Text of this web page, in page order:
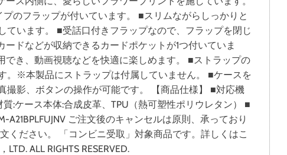
のフラップが付いています。 ■スリムながらしっかりと
います。 ■受話口付きフラップなので、フラップを閉じ
ドなどが収納できるカードポケットが1つ付いていま
き、動画視聴などを快適に楽しめます。 ■ストラップの
。※本製品にストラップは付属していません。 ■ケースを
撮影、ボタンの操作が可能です。 【商品仕様】 ■対応機
質:ケース本体:合成皮革、TPU（熱可塑性ポリウレタン） ■
A21BPLFUJNV ご注文後のキャンセルは原則、承っており
ください。 「コンビニ受取」対象商品です。詳しくはこ
ALL RIGHTS RESERVED.